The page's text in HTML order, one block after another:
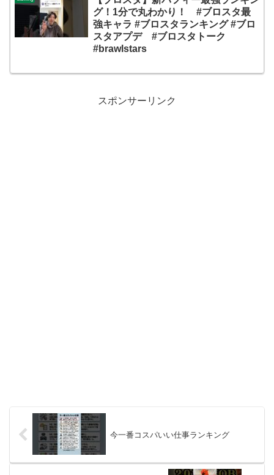
グ！1分で丸わかり！ #ブロスタ最
強キャラ #ブロスタランキング #ブロ
スタアプデ #ブロスタトーク
#brawlstars
スポンサーリンク
今一番コスパいい仕事ランキング